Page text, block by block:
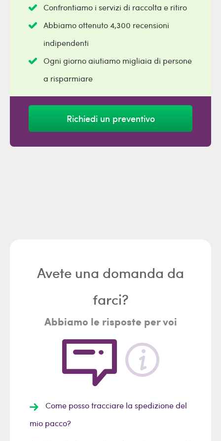
Confrontiamo i servizi di raccolta e ritiro
Abbiamo ottenuto 4,300 recensioni
indipendenti
Ogni giorno aiutiamo migliaia di persone
a risparmiare
Richiedi un preventivo
Avete una domanda da
farci?
Abbiamo le risposte per voi
Come posso tracciare la spedizione del
mio pacco?